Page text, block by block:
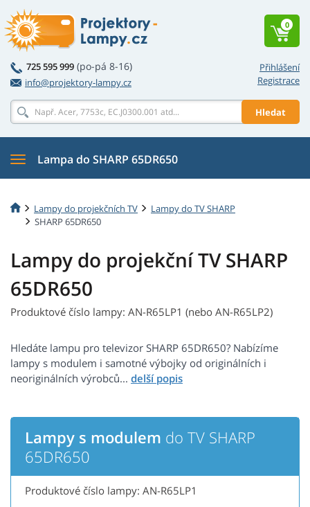
Přihlášení
Registrace
725 595 999 (po-pá 8-16)
info@projektory-lampy.cz
Hledat
0
Lampa do SHARP 65DR650
Lampy do projekčních TV
Lampy do TV SHARP
SHARP 65DR650
Lampy do projekční TV SHARP
65DR650
Produktové číslo lampy: AN-R65LP1 (nebo AN-R65LP2)
Hledáte lampu pro televizor SHARP 65DR650? Nabízíme
lampy s modulem i samotné výbojky od originálních i
neoriginálních výrobců...
Lampy s modulem do TV SHARP
65DR650
Produktové číslo lampy: AN-R65LP1